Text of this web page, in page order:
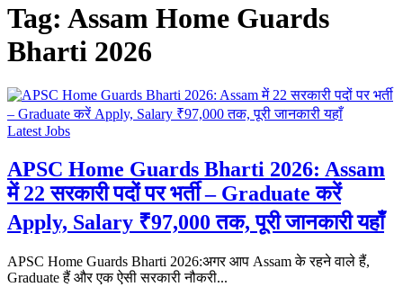
Tag: Assam Home Guards
Bharti 2026
Latest Jobs
APSC Home Guards Bharti 2026: Assam
में 22 सरकारी पदों पर भर्ती – Graduate करें
Apply, Salary ₹97,000 तक, पूरी जानकारी यहाँ
APSC Home Guards Bharti 2026:अगर आप Assam के रहने वाले हैं,
Graduate हैं और एक ऐसी सरकारी नौकरी...